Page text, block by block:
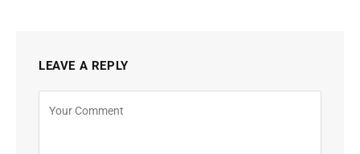
LEAVE A REPLY